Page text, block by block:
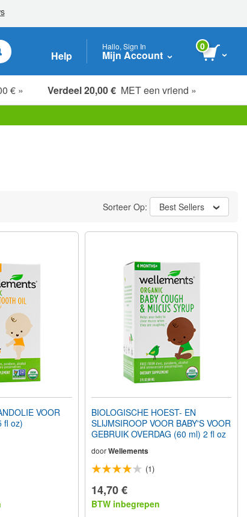
Help
Hallo, Sign In
Mijn Account
0
€ » Verdeel 20,00 € MET een vriend »
Sorteer Op: Best Sellers
VOOR
fl oz)
BIOLOGISCHE HOEST- EN
SLIJMSIROOP VOOR BABY'S VOOR
GEBRUIK OVERDAG (60 ml) 2 fl oz
doorWellements
(1)
14,70 €
BTW inbegrepen